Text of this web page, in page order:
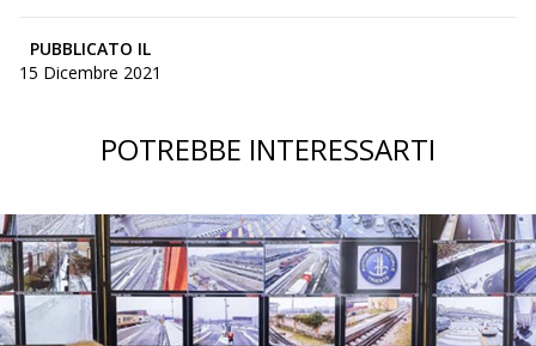
PUBBLICATO IL
15 Dicembre 2021
POTREBBE INTERESSARTI